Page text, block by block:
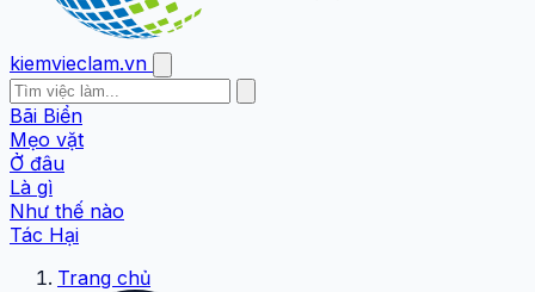
kiemvieclam.vn
Bãi Biển
Mẹo vặt
Ở đâu
Là gì
Như thế nào
Tác Hại
Trang chủ